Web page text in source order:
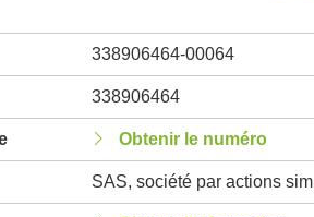
338906464-00064
338906464
Obtenir le numéro
SAS, société par actions